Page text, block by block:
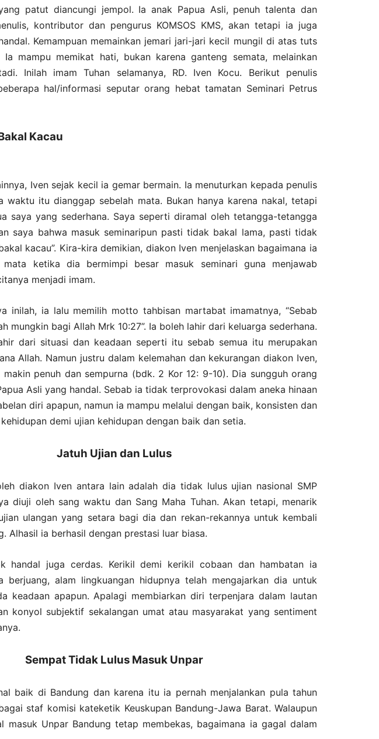
patut diancungi jempol. Ia anak Papua Asli, penuh talenta dan
kontributor dan pengurus KOMSOS KMS, akan tetapi ia juga
Kemampuan memainkan jemari jari-jari kecil mungil di atas tuts
Ia mampu memikat hati, bukan karena ganteng semata, melainkan
Inilah imam Tuhan selamanya, RD. Iven Kocu. Berikut penulis
hal/informasi seputar orang hebat tamatan Seminari Petrus
Kacau
Iven sejak kecil ia gemar bermain. Ia menuturkan kepada penulis
waktu itu dianggap sebelah mata. Bukan hanya karena nakal, tetapi
saya yang sederhana. Saya seperti diramal oleh tetangga-tetangga
saya bahwa masuk seminaripun pasti tidak bakal lama, pasti tidak
kacau”. Kira-kira demikian, diakon Iven menjelaskan bagaimana ia
mata ketika dia bermimpi besar masuk seminari guna menjawab
menjadi imam.
inilah, ia lalu memilih motto tahbisan martabat imamatnya, “Sebab
mungkin bagi Allah Mrk 10:27”. Ia boleh lahir dari keluarga sederhana.
dari situasi dan keadaan seperti itu sebab semua itu merupakan
Allah. Namun justru dalam kelemahan dan kekurangan diakon Iven,
makin penuh dan sempurna (bdk. 2 Kor 12: 9-10). Dia sungguh orang
Asli yang handal. Sebab ia tidak terprovokasi dalam aneka hinaan
diri apapun, namun ia mampu melalui dengan baik, konsisten dan
demi ujian kehidupan dengan baik dan setia.
Jatuh Ujian dan Lulus
diakon Iven antara lain adalah dia tidak lulus ujian nasional SMP
diuji oleh sang waktu dan Sang Maha Tuhan. Akan tetapi, menarik
ulangan yang setara bagi dia dan rekan-rekannya untuk kembali
Alhasil ia berhasil dengan prestasi luar biasa.
handal juga cerdas. Kerikil demi kerikil cobaan dan hambatan ia
berjuang, alam lingkuangan hidupnya telah mengajarkan dia untuk
keadaan apapun. Apalagi membiarkan diri terpenjara dalam lautan
konyol subjektif sekalangan umat atau masyarakat yang sentiment
Sempat Tidak Lulus Masuk Unpar
baik di Bandung dan karena itu ia pernah menjalankan pula tahun
staf komisi kateketik Keuskupan Bandung-Jawa Barat. Walaupun
masuk Unpar Bandung tetap membekas, bagaimana ia gagal dalam